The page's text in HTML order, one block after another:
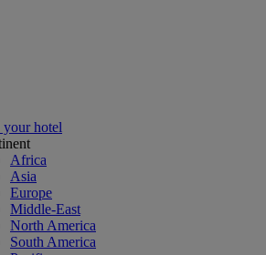
your hotel
Africa
Asia
Europe
Middle-East
North America
South America